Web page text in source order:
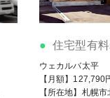
住宅型有
ウェカルバ太平
【月額】127,790
【所在地】札幌